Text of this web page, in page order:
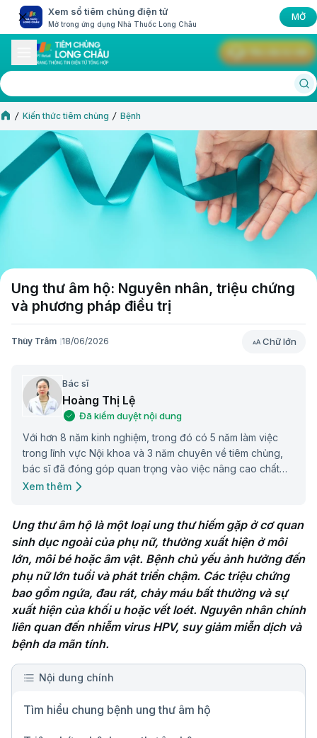
Xem sổ tiêm chủng điện tử
Mở trong ứng dụng Nhà Thuốc Long Châu
MỞ
Kiến thức tiêm chủng Bệnh
Ung thư âm hộ: Nguyên nhân, triệu chứng
và phương pháp điều trị
Thùy Trâm 18/06/2026 Chữ lớn
Bác sĩ
Hoàng Thị Lệ
Đã kiểm duyệt nội dung
Với hơn 8 năm kinh nghiệm, trong đó có 5 năm làm việc
trong lĩnh vực Nội khoa và 3 năm chuyên về tiêm chủng,
bác sĩ đã đóng góp quan trọng vào việc nâng cao chất
lượng chăm sóc sức khỏe cộng đồng.
Xem thêm
Ung thư âm hộ là một loại ung thư hiếm gặp ở cơ quan
sinh dục ngoài của phụ nữ, thường xuất hiện ở môi
lớn, môi bé hoặc âm vật. Bệnh chủ yếu ảnh hưởng đến
phụ nữ lớn tuổi và phát triển chậm. Các triệu chứng
bao gồm ngứa, đau rát, chảy máu bất thường và sự
xuất hiện của khối u hoặc vết loét. Nguyên nhân chính
liên quan đến nhiễm virus HPV, suy giảm miễn dịch và
bệnh da mãn tính.
Nội dung chính
Tìm hiểu chung bệnh ung thư âm hộ